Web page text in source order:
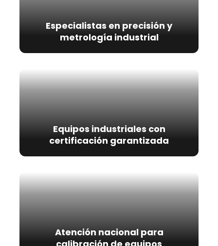
Especialistas en precisión y
metrología industrial
Equipos industriales con
certificación garantizada
Atención nacional para